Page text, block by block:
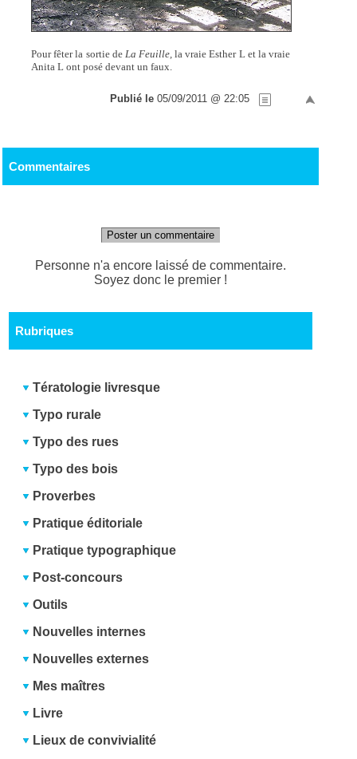
Pour fêter la sortie de La Feuille, la vraie Esther L et la vraie
Anita L ont posé devant un faux.
Publié le 05/09/2011 @ 22:05
Commentaires
Poster un commentaire
Personne n'a encore laissé de commentaire.
Soyez donc le premier !
Rubriques
Tératologie livresque
Typo rurale
Typo des rues
Typo des bois
Proverbes
Pratique éditoriale
Pratique typographique
Post-concours
Outils
Nouvelles internes
Nouvelles externes
Mes maîtres
Livre
Lieux de convivialité